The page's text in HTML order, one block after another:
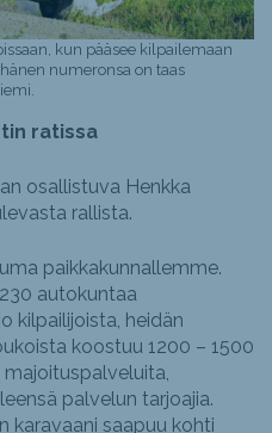
kun pääsee kilpailemaan
numeronsa on taas
ratissa
osallistuva Henkka
rallista.
paikkakunnallemme.
autokuntaa
kilpailijoista, heidän
koostuu 1200 – 1500
majoituspalveluita,
palvelun tarjoajia.
karavaani saapuu kohti